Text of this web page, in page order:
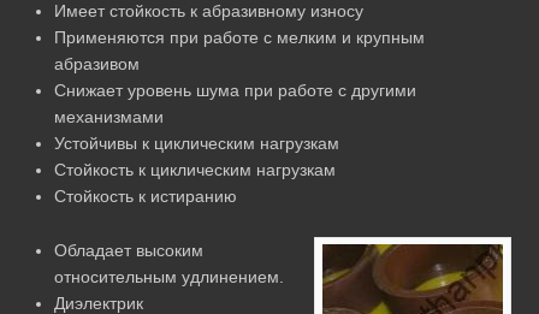
Имеет стойкость к абразивному износу
Применяются при работе с мелким и крупным
абразивом
Снижает уровень шума при работе с другими
механизмами
Устойчивы к циклическим нагрузкам
Стойкость к циклическим нагрузкам
Стойкость к истиранию
Обладает высоким
относительным удлинением.
Диэлектрик